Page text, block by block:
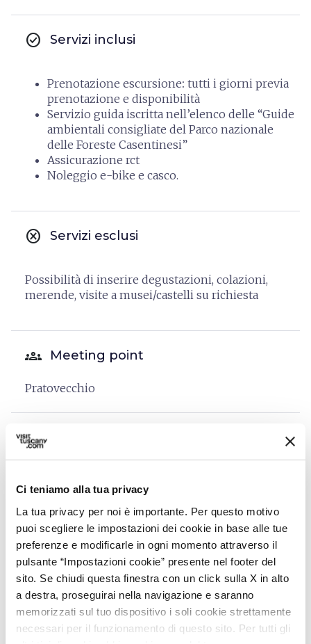
Ci teniamo alla tua privacy
La tua privacy per noi è importante. Per questo motivo
puoi scegliere le impostazioni dei cookie in base alle tue
preferenze e modificarle in ogni momento attraverso il
pulsante “Impostazioni cookie” presente nel footer del
sito. Se chiudi questa finestra con un click sulla X in alto
a destra, proseguirai nella navigazione e saranno
memorizzati sul tuo dispositivo i soli cookie strettamente
necessari per il funzionamento di questo sito. Per tutti gli
check_circle Servizi inclusi
Prenotazione escursione: tutti i giorni previa
prenotazione e disponibilità
Servizio guida iscritta nell’elenco delle “Guide
ambientali consigliate del Parco nazionale
delle Foreste Casentinesi”
Assicurazione rct
Noleggio e-bike e casco.
cancel Servizi esclusi
Possibilità di inserire degustazioni, colazioni,
merende, visite a musei/castelli su richiesta
groups Meeting point
Pratovecchio
auto_delete
Consulta le politiche di cancellazione
info Organizzazione
De Gustibus Tours di Tommaso Ciabini
P.IVA: 06789710487